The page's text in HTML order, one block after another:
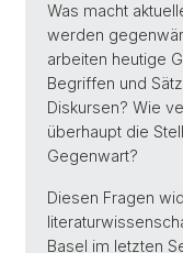
Was macht
werden
arbeiten heutige
Begriffen und
Diskursen? Wie
überhaupt die
Gegenwart?
Diesen Fragen
Basel im letzten